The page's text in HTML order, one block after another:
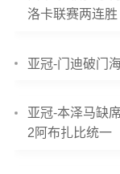
洛卡联赛两连胜
亚冠-门迪破门
亚冠-本泽马缺
2阿布扎比统一